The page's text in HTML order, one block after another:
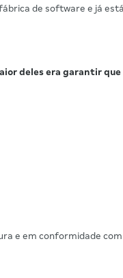
de software e já
deles era garantir
e em conformidade